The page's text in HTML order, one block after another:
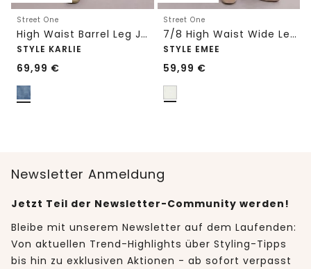
Street One
High Waist Barrel Leg Jeans im Loose Fit
STYLE KARLIE
69,99 €
Street One
7/8 High Waist Wide Leg Jeans im Loose Fit
STYLE EMEE
59,99 €
Newsletter Anmeldung
Jetzt Teil der Newsletter-Community werden!
Bleibe mit unserem Newsletter auf dem Laufenden:
Von aktuellen Trend-Highlights über Styling-Tipps
bis hin zu exklusiven Aktionen - ab sofort verpasst